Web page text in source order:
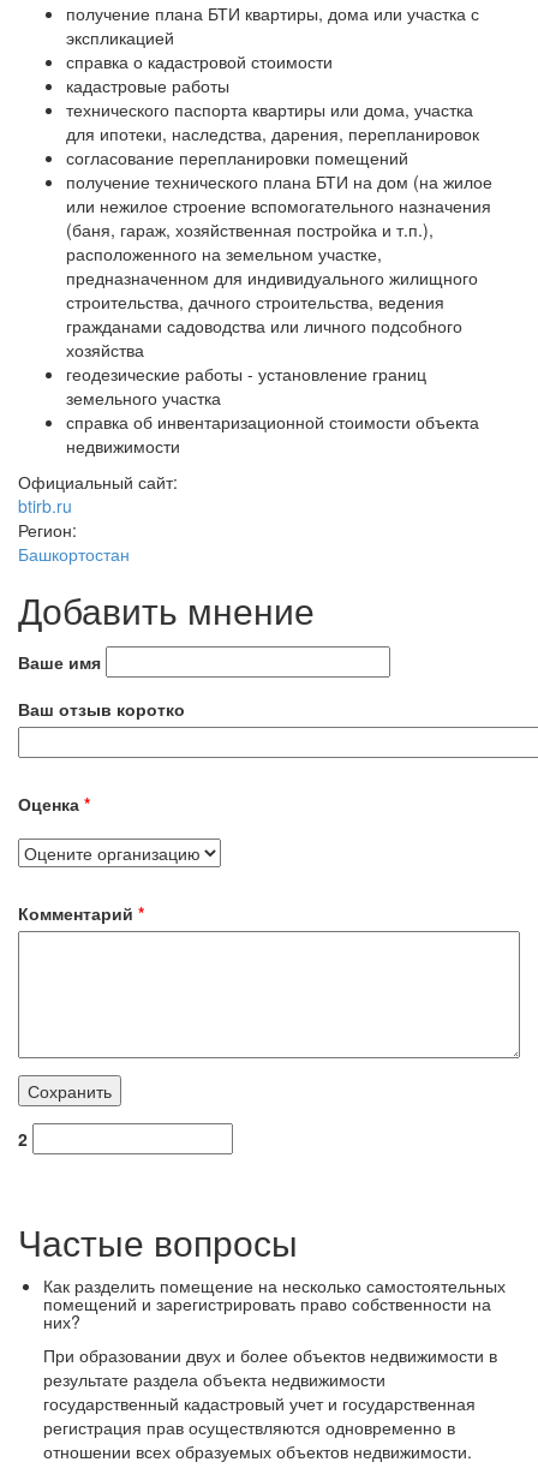
получение плана БТИ квартиры, дома или участка с
экспликацией
справка о кадастровой стоимости
кадастровые работы
технического паспорта квартиры или дома, участка
для ипотеки, наследства, дарения, перепланировок
согласование перепланировки помещений
получение технического плана БТИ на дом (на жилое
или нежилое строение вспомогательного назначения
(баня, гараж, хозяйственная постройка и т.п.),
расположенного на земельном участке,
предназначенном для индивидуального жилищного
строительства, дачного строительства, ведения
гражданами садоводства или личного подсобного
хозяйства
геодезические работы - установление границ
земельного участка
справка об инвентаризационной стоимости объекта
недвижимости
Официальный сайт:
btirb.ru
Регион:
Башкортостан
Добавить мнение
Ваше имя
Ваш отзыв коротко
Оценка *
Комментарий *
2
Частые вопросы
Как разделить помещение на несколько самостоятельных
помещений и зарегистрировать право собственности на
них?
При образовании двух и более объектов недвижимости в
результате раздела объекта недвижимости
государственный кадастровый учет и государственная
регистрация прав осуществляются одновременно в
отношении всех образуемых объектов недвижимости.